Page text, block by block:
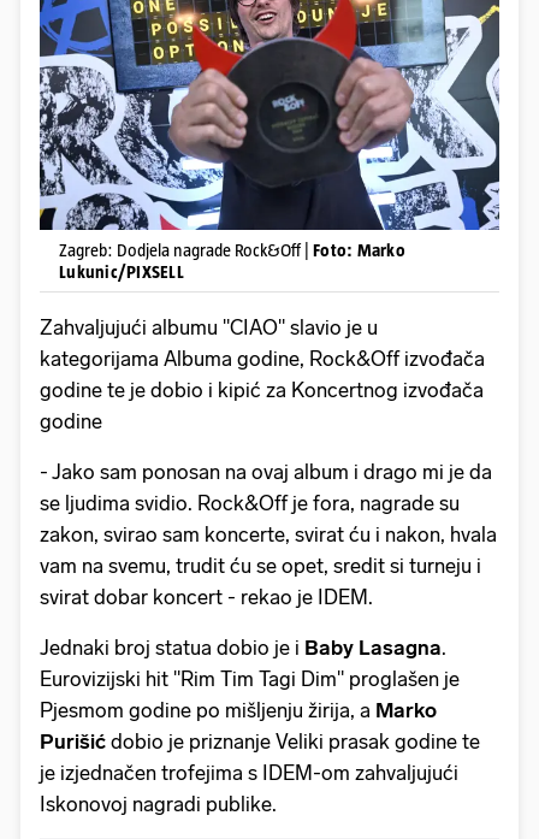
Zagreb: Dodjela nagrade Rock&Off | Foto: Marko
Lukunic/PIXSELL
Zahvaljujući albumu "CIAO" slavio je u
kategorijama Albuma godine, Rock&Off izvođača
godine te je dobio i kipić za Koncertnog izvođača
godine
- Jako sam ponosan na ovaj album i drago mi je da
se ljudima svidio. Rock&Off je fora, nagrade su
zakon, svirao sam koncerte, svirat ću i nakon, hvala
vam na svemu, trudit ću se opet, sredit si turneju i
svirat dobar koncert - rekao je IDEM.
Jednaki broj statua dobio je i Baby Lasagna.
Eurovizijski hit "Rim Tim Tagi Dim" proglašen je
Pjesmom godine po mišljenju žirija, a Marko
Purišić dobio je priznanje Veliki prasak godine te
je izjednačen trofejima s IDEM-om zahvaljujući
Iskonovoj nagradi publike.